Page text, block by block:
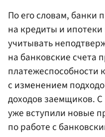
По его словам, банки
на кредиты и
учитывать
на банковские счета
платежеспособности
с изменением
доходов заемщиков. С
уже вступили новые
по работе с